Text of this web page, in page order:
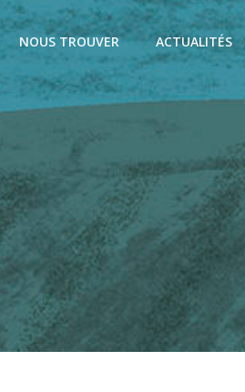
NOUS TROUVER ACTUALITÉS